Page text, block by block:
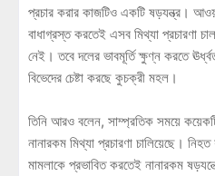
প্রচার করার কাজটিও একটি ষড়যন্ত্র।
বাধাগ্রস্ত করতেই এসব মিথ্যা প্রচারণা
নেই। তবে দলের ভাবমূর্তি ক্ষুণ্ন করতে
বিভেদের চেষ্টা করছে কুচক্রী মহল।
তিনি আরও বলেন, সাম্প্রতিক সময়ে
নানারকম মিথ্যা প্রচারণা চালিয়েছে। নিহত
মামলাকে প্রভাবিত করতেই নানারকম